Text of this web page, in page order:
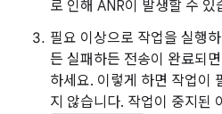
로 인해 ANR이 발생할 수 있
필요 이상으로 작업을 실행
든 실패하든 전송이 완료되면
하세요. 이렇게 하면 작업이
지 않습니다. 작업이 중지된